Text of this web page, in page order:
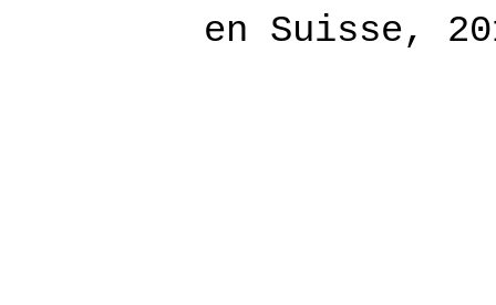
en Suisse,